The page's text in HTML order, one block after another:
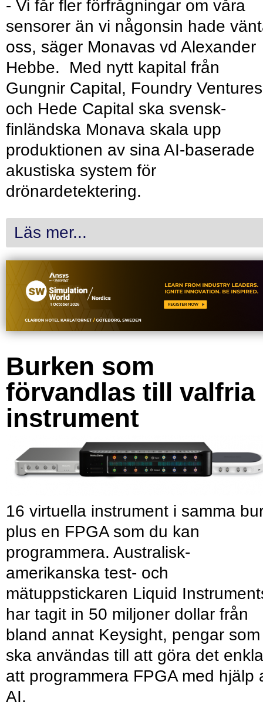
- Vi får fler förfrågningar om våra
sensorer än vi någonsin hade
oss, säger Monavas vd Alexander
Hebbe. Med nytt kapital från
Gungnir Capital, Foundry Ventures
och Hede Capital ska svensk-
finländska Monava skala upp
produktionen av sina AI-baserade
akustiska system för
drönardetektering.
Läs mer...
Burken som
förvandlas till valfria
instrument
16 virtuella instrument i samma
plus en FPGA som du kan
programmera. Australisk-
amerikanska test- och
mätuppstickaren Liquid
har tagit in 50 miljoner dollar från
bland annat Keysight, pengar som
ska användas till att göra det
att programmera FPGA med hjälp
AI.